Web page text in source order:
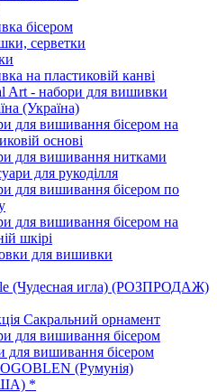
бісером
серветки
на пластиковій канві
Art - набори для вишивки
(Україна)
для вишивання бісером на
основі
для вишивання нитками
для рукоділля
для вишивання бісером по
для вишивання бісером на
шкірі
для вишивки
(Чудесная игла) (РОЗПРОДАЖ)
Сакральний орнамент
для вишивання бісером
для вишивання бісером
(Румунія)
*